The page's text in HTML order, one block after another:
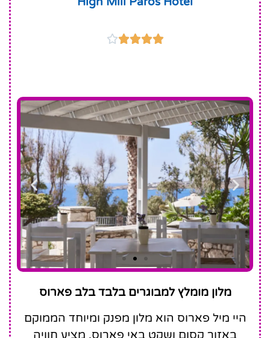





High Mill
Paros Hotel
מלון מומלץ למבוגרים בלבד בלב פארוס
היי מיל פארוס הוא מלון מפנק ומיוחד הממוקם
באזור קסום ושקט באי פארוס, מציע חוויה